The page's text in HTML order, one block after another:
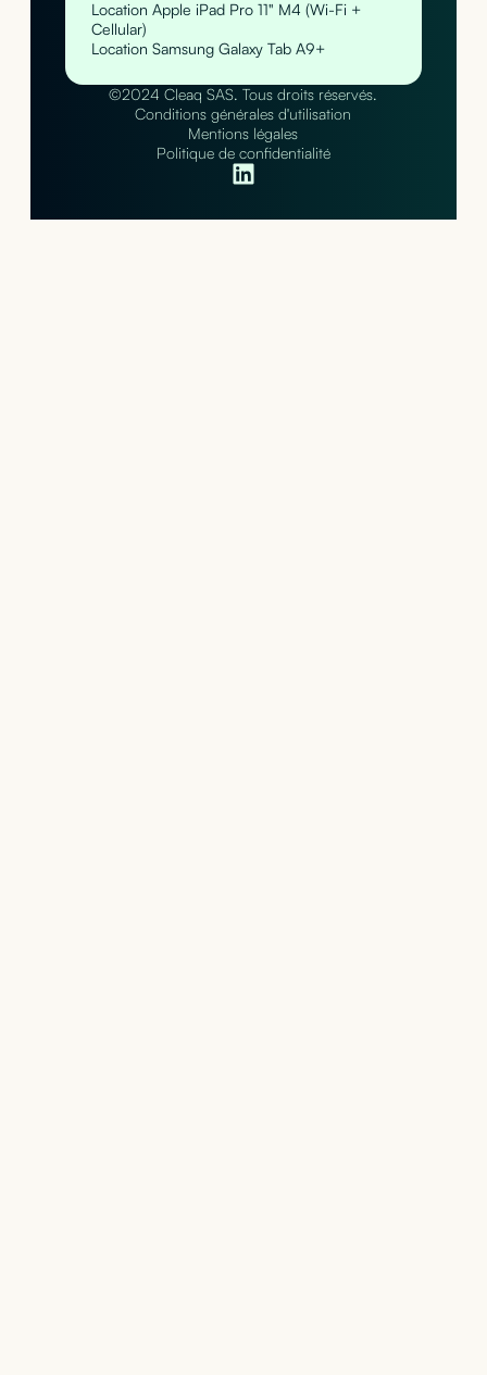
Location Apple iPad Pro 11" M4 (Wi-Fi +
Cellular)
Location Samsung Galaxy Tab A9+
©2024 Cleaq SAS. Tous droits réservés.
Conditions générales d'utilisation
Mentions légales
Politique de confidentialité